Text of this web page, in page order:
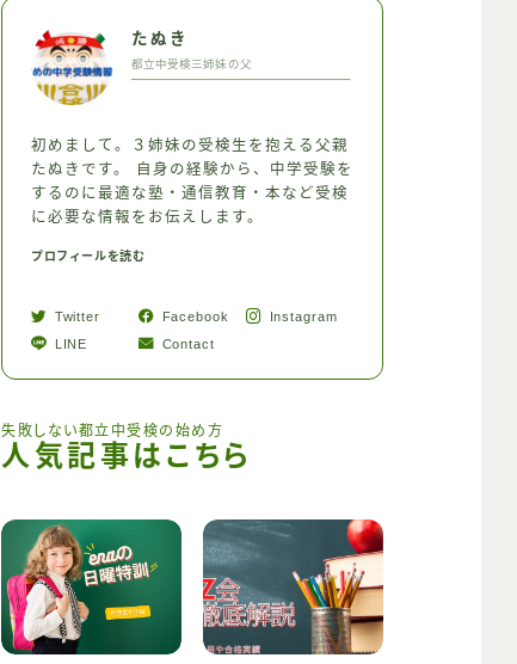
たぬき
都立中受検三姉妹の父
初めまして。３姉妹の受検生を抱える父親
たぬきです。 自身の経験から、中学受験を
するのに最適な塾・通信教育・本など受検
に必要な情報をお伝えします。
プロフィールを読む
Twitter Facebook
Instagram
LINE
Contact
失敗しない都立中受検の始め方
人気記事はこちら